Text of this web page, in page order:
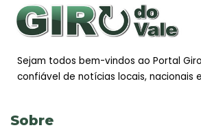
Sejam todos bem-vindos ao Portal
confiável de notícias locais, nacionais
Sobre